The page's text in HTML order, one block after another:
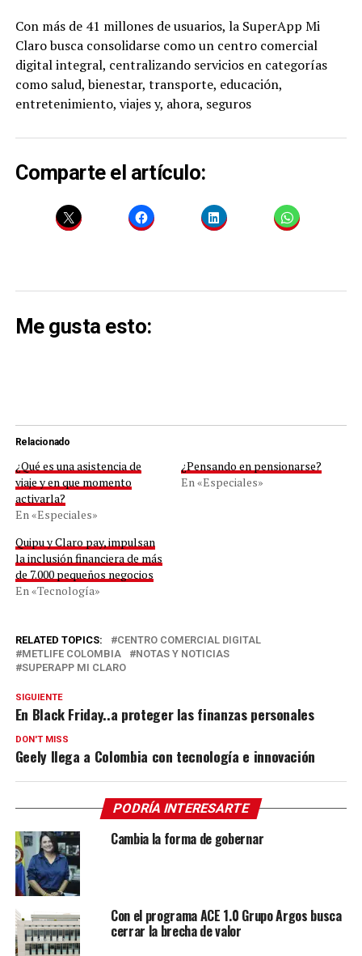
Con más de 41 millones de usuarios, la SuperApp Mi
Claro busca consolidarse como un centro comercial
digital integral, centralizando servicios en categorías
como salud, bienestar, transporte, educación,
entretenimiento, viajes y, ahora, seguros
Comparte el artículo:
Me gusta esto:
Relacionado
¿Qué es una asistencia de
viaje y en que momento
activarla?
En «Especiales»
¿Pensando en pensionarse?
En «Especiales»
Quipu y Claro pay, impulsan
la inclusión financiera de más
de 7.000 pequeños negocios
En «Tecnología»
RELATED TOPICS:
CENTRO COMERCIAL DIGITAL
METLIFE COLOMBIA
NOTAS Y NOTICIAS
SUPERAPP MI CLARO
SIGUIENTE
En Black Friday..a proteger las finanzas personales
DON'T MISS
Geely llega a Colombia con tecnología e innovación
PODRÍA INTERESARTE
Cambia la forma de gobernar
Con el programa ACE 1.0 Grupo Argos busca
cerrar la brecha de valor